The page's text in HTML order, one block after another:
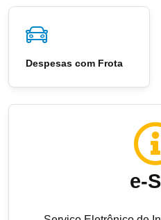
Despesas com Frota
e-